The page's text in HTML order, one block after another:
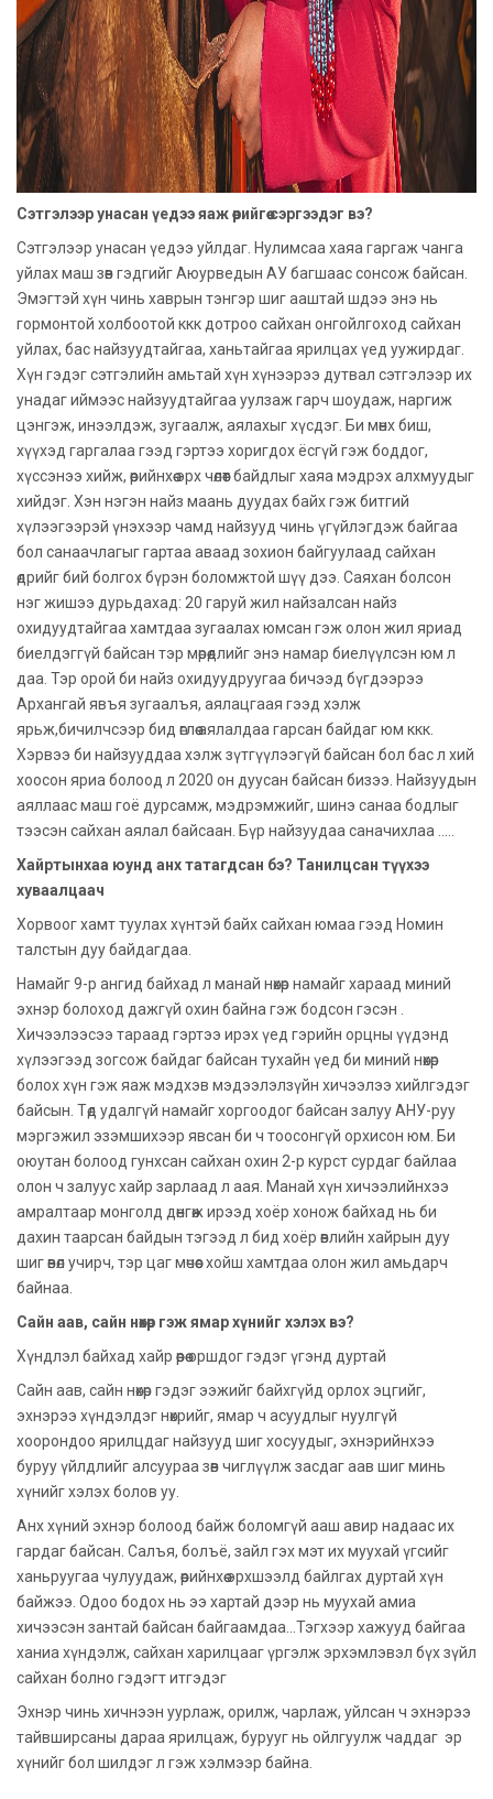
Сэтгэлээр унасан үедээ яаж өөрийгөө сэргээдэг вэ?
Сэтгэлээр унасан үедээ уйлдаг. Нулимсаа хаяа гаргаж чанга
уйлах маш зөв гэдгийг Аюурведын АУ багшаас сонсож байсан.
Эмэгтэй хүн чинь хаврын тэнгэр шиг ааштай шдээ энэ нь
гормонтой холбоотой ккк дотроо сайхан онгойлгоход сайхан
уйлах, бас найзуудтайгаа, ханьтайгаа ярилцах үед уужирдаг.
Хүн гэдэг сэтгэлийн амьтай хүн хүнээрээ дутвал сэтгэлээр их
унадаг иймээс найзуудтайгаа уулзаж гарч шоудаж, наргиж
цэнгэж, инээлдэж, зугаалж, аялахыг хүсдэг. Би мөнх биш,
хүүхэд гаргалаа гээд гэртээ хоригдох ёсгүй гэж боддог,
хүссэнээ хийж, өөрийнхөө эрх чөлөөт байдлыг хаяа мэдрэх алхмуудыг
хийдэг. Хэн нэгэн найз маань дуудах байх гэж битгий
хүлээгээрэй үнэхээр чамд найзууд чинь үгүйлэгдэж байгаа
бол санаачлагыг гартаа аваад зохион байгуулаад сайхан
өдрийг бий болгох бүрэн боломжтой шүү дээ. Саяхан болсон
нэг жишээ дурьдахад: 20 гаруй жил найзалсан найз
охидуудтайгаа хамтдаа зугаалах юмсан гэж олон жил яриад
биелдэггүй байсан тэр мөрөөдлийг энэ намар биелүүлсэн юм л
даа. Тэр орой би найз охидуудруугаа бичээд бүгдээрээ
Архангай явъя зугаалъя, аялацгаая гээд хэлж
ярьж,бичилчсээр бид өглөө аялалдаа гарсан байдаг юм ккк.
Хэрвээ би найзууддаа хэлж зүтгүүлээгүй байсан бол бас л хий
хоосон яриа болоод л 2020 он дуусан байсан бизээ. Найзуудын
аяллаас маш гоё дурсамж, мэдрэмжийг, шинэ санаа бодлыг
тээсэн сайхан аялал байсаан. Бүр найзуудаа саначихлаа .....
Хайртынхаа юунд анх татагдсан бэ? Танилцсан түүхээ
хуваалцаач
Хорвоог хамт туулах хүнтэй байх сайхан юмаа гээд Номин
талстын дуу байдагдаа.
Намайг 9-р ангид байхад л манай нөхөр намайг хараад миний
эхнэр болоход дажгүй охин байна гэж бодсон гэсэн .
Хичээлээсээ тараад гэртээ ирэх үед гэрийн орцны үүдэнд
хүлээгээд зогсож байдаг байсан тухайн үед би миний нөхөр
болох хүн гэж яаж мэдхэв мэдээлэлзүйн хичээлээ хийлгэдэг
байсын. Төд удалгүй намайг хоргоодог байсан залуу АНУ-руу
мэргэжил эзэмшихээр явсан би ч тоосонгүй орхисон юм. Би
оюутан болоод гунхсан сайхан охин 2-р курст сурдаг байлаа
олон ч залуус хайр зарлаад л аая. Манай хүн хичээлийнхээ
амралтаар монголд дөнгөж ирээд хоёр хонож байхад нь би
дахин таарсан байдын тэгээд л бид хоёр өвлийн хайрын дуу
шиг өвөл учирч, тэр цаг мөчөөс хойш хамтдаа олон жил амьдарч
байнаа.
Сайн аав, сайн нөхөр гэж ямар хүнийг хэлэх вэ?
Хүндлэл байхад хайр өөрөө оршдог гэдэг үгэнд дуртай
Сайн аав, сайн нөхөр гэдэг ээжийг байхгүйд орлох эцгийг,
эхнэрээ хүндэлдэг нөхрийг, ямар ч асуудлыг нуулгүй
хоорондоо ярилцдаг найзууд шиг хосуудыг, эхнэрийнхээ
буруу үйлдлийг алсуураа зөв чиглүүлж засдаг аав шиг минь
хүнийг хэлэх болов уу.
Анх хүний эхнэр болоод байж боломгүй ааш авир надаас их
гардаг байсан. Салъя, болъё, зайл гэх мэт их муухай үгсийг
ханьруугаа чулуудаж, өөрийнхөө эрхшээлд байлгах дуртай хүн
байжээ. Одоо бодох нь ээ хартай дээр нь муухай амиа
хичээсэн зантай байсан байгаамдаа...Тэгхээр хажууд байгаа
ханиа хүндэлж, сайхан харилцааг үргэлж эрхэмлэвэл бүх зүйл
сайхан болно гэдэгт итгэдэг
Эхнэр чинь хичнээн уурлаж, орилж, чарлаж, уйлсан ч эхнэрээ
тайвширсаны дараа ярилцаж, бурууг нь ойлгуулж чаддаг эр
хүнийг бол шилдэг л гэж хэлмээр байна.